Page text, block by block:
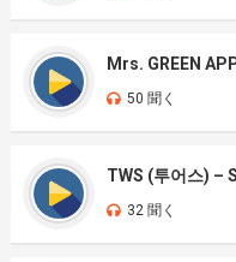
Mrs. GREEN
50 聞く
TWS (투어스) –
32 聞く